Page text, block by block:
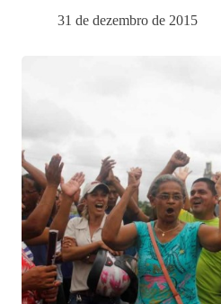
31 de dezembro de 2015